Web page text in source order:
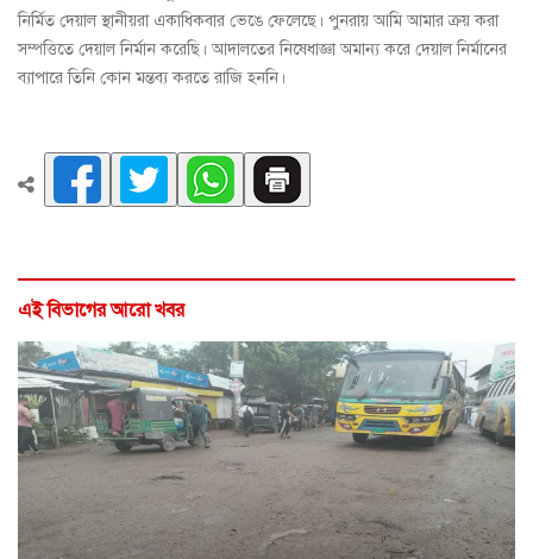
নির্মিত দেয়াল স্থানীয়রা একাধিকবার ভেঙে ফেলেছে। পুনরায় আমি আমার ক্রয় করা
সম্পত্তিতে দেয়াল নির্মান করেছি। আদালতের নিষেধাজ্ঞা অমান্য করে দেয়াল নির্মানের
ব্যাপারে তিনি কোন মন্তব্য করতে রাজি হননি।
এই বিভাগের আরো খবর